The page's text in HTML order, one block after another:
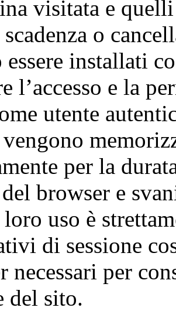
visitata e
o
essere installati
l’accesso e la
utente
per la
browser e
loro uso è
di sessione
necessari per
del sito.